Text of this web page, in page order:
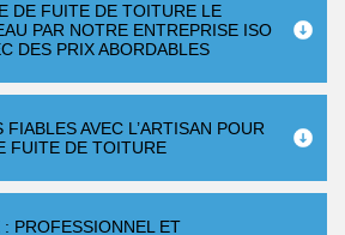
DE FUITE DE TOITURE LE
PAR NOTRE ENTREPRISE ISO
DES PRIX ABORDABLES
FIABLES AVEC L’ARTISAN POUR
FUITE DE TOITURE
PROFESSIONNEL ET